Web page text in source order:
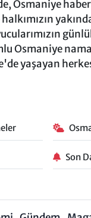
Osmaniye
Osmaniye
yaşayan
Son